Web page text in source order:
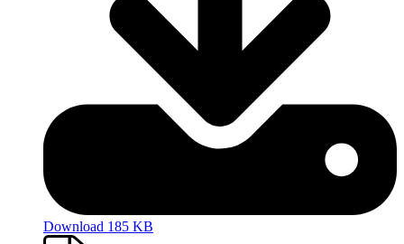
Download 185 KB